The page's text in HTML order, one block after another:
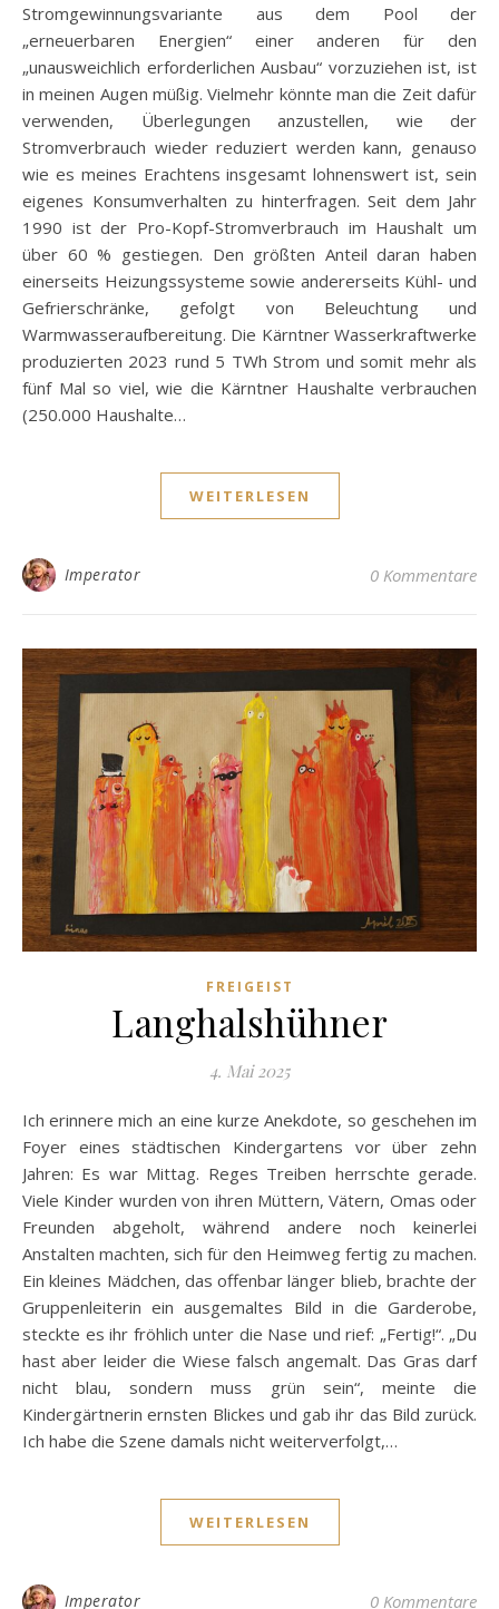
Stromgewinnungsvariante aus dem Pool der
„erneuerbaren Energien“ einer anderen für den
„unausweichlich erforderlichen Ausbau“ vorzuziehen ist, ist
in meinen Augen müßig. Vielmehr könnte man die Zeit dafür
verwenden, Überlegungen anzustellen, wie der
Stromverbrauch wieder reduziert werden kann, genauso
wie es meines Erachtens insgesamt lohnenswert ist, sein
eigenes Konsumverhalten zu hinterfragen. Seit dem Jahr
1990 ist der Pro-Kopf-Stromverbrauch im Haushalt um
über 60 % gestiegen. Den größten Anteil daran haben
einerseits Heizungssysteme sowie andererseits Kühl- und
Gefrierschränke, gefolgt von Beleuchtung und
Warmwasseraufbereitung. Die Kärntner Wasserkraftwerke
produzierten 2023 rund 5 TWh Strom und somit mehr als
fünf Mal so viel, wie die Kärntner Haushalte verbrauchen
(250.000 Haushalte…
WEITERLESEN
Imperator 0 Kommentare
FREIGEIST
Langhalshühner
4. Mai 2025
Ich erinnere mich an eine kurze Anekdote, so geschehen im
Foyer eines städtischen Kindergartens vor über zehn
Jahren: Es war Mittag. Reges Treiben herrschte gerade.
Viele Kinder wurden von ihren Müttern, Vätern, Omas oder
Freunden abgeholt, während andere noch keinerlei
Anstalten machten, sich für den Heimweg fertig zu machen.
Ein kleines Mädchen, das offenbar länger blieb, brachte der
Gruppenleiterin ein ausgemaltes Bild in die Garderobe,
steckte es ihr fröhlich unter die Nase und rief: „Fertig!“. „Du
hast aber leider die Wiese falsch angemalt. Das Gras darf
nicht blau, sondern muss grün sein“, meinte die
Kindergärtnerin ernsten Blickes und gab ihr das Bild zurück.
Ich habe die Szene damals nicht weiterverfolgt,…
WEITERLESEN
Imperator 0 Kommentare